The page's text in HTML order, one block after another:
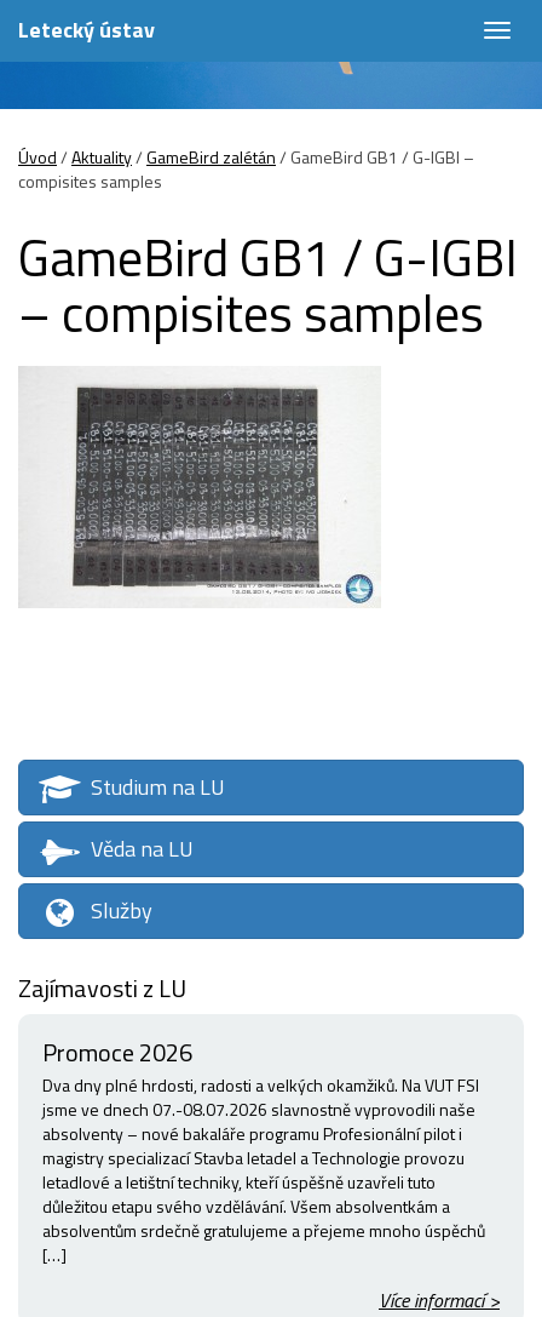
Letecký ústav
Úvod/Aktuality/GameBird zalétán/ GameBird GB1 / G-IGBI –
compisites samples
GameBird GB1 / G-IGBI
– compisites samples
Studium na LU
Věda na LU
Služby
Zajímavosti z LU
Promoce 2026
Dva dny plné hrdosti, radosti a velkých okamžiků. Na VUT FSI
jsme ve dnech 07.-08.07.2026 slavnostně vyprovodili naše
absolventy – nové bakaláře programu Profesionální pilot i
magistry specializací Stavba letadel a Technologie provozu
letadlové a letištní techniky, kteří úspěšně uzavřeli tuto
důležitou etapu svého vzdělávání. Všem absolventkám a
absolventům srdečně gratulujeme a přejeme mnoho úspěchů
[…]
Více informací >